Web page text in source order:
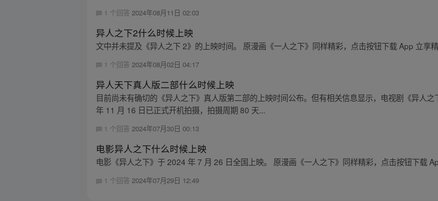
1 个回答 2024年08月11日 02:03
异人之下2什么时候上映
文中并未提及《异人之下 2》的上映时间。 原漫画《一人之下》同样精彩，点击按钮下载 App 立享精
1 个回答 2024年08月02日 04:17
异人天下真人版二部什么时候上映
目前尚未有确切的《异人之下》真人版第二部的上映时间公布。但有相关信息显示，电视剧《异人
年 11 月 16 日已正式开机拍摄，拍摄周期 80 天...
1 个回答2024年07月30日 00:13
电影异人之下什么时候上映
电影《异人之下》于 2024 年 7 月 26 日全国上映。 原漫画《一人之下》同样精彩，点击按钮下载
1 个回答2024年07月29日 12:49